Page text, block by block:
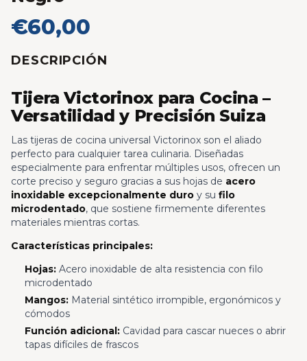
€60,00
DESCRIPCIÓN
Tijera Victorinox para Cocina –
Versatilidad y Precisión Suiza
Las tijeras de cocina universal Victorinox son el aliado
perfecto para cualquier tarea culinaria. Diseñadas
especialmente para enfrentar múltiples usos, ofrecen un
corte preciso y seguro gracias a sus hojas de acero
inoxidable excepcionalmente duro y su filo
microdentado, que sostiene firmemente diferentes
materiales mientras cortas.
Características principales:
Hojas:Acero inoxidable de alta resistencia con filo
microdentado
Mangos:Material sintético irrompible, ergonómicos y
cómodos
Función adicional:Cavidad para cascar nueces o abrir
tapas difíciles de frascos